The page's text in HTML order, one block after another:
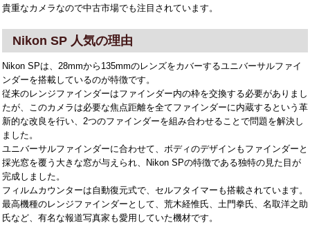
貴重なカメラなので中古市場でも注目されています。
Nikon SP 人気の理由
Nikon SPは、28mmから135mmのレンズをカバーするユニバーサルファイ
ンダーを搭載しているのが特徴です。
従来のレンジファインダーはファインダー内の枠を交換する必要がありまし
たが、このカメラは必要な焦点距離を全てファインダーに内蔵するという革
新的な改良を行い、2つのファインダーを組み合わせることで問題を解決し
ました。
ユニバーサルファインダーに合わせて、ボディのデザインもファインダーと
採光窓を覆う大きな窓が与えられ、Nikon SPの特徴である独特の見た目が
完成しました。
フィルムカウンターは自動復元式で、セルフタイマーも搭載されています。
最高機種のレンジファインダーとして、荒木経惟氏、土門拳氏、名取洋之助
氏など、有名な報道写真家も愛用していた機材です。